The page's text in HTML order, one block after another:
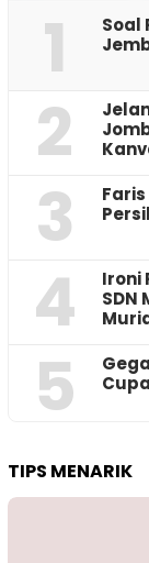
1
‎Soal
2
3
4
Ironi
SDN
5
TIPS MENARIK